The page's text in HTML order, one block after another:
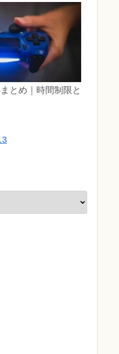
とめ｜時間制限と